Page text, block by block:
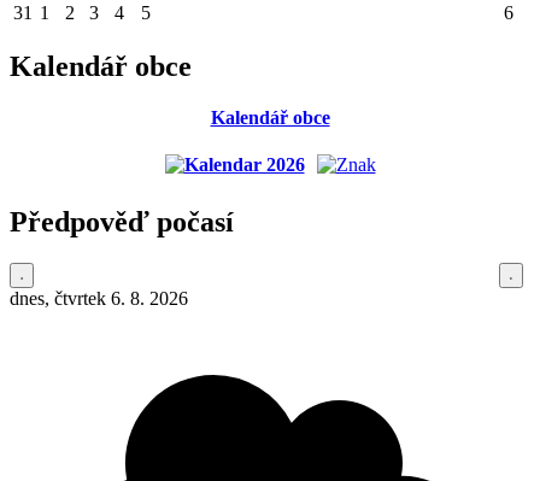
31 1 2 3 4 5 6
Kalendář obce
Kalendář obce
Předpověď počasí
dnes, čtvrtek 6. 8. 2026